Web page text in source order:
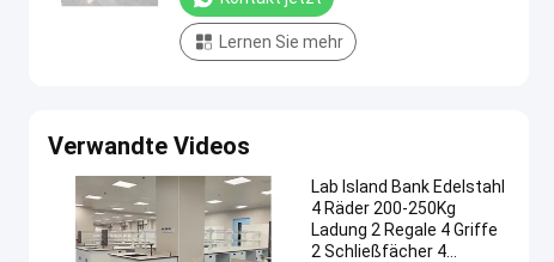
Lernen Sie mehr
Verwandte Videos
Lab Island Bank Edelstahl
4 Räder 200-250Kg
Ladung 2 Regale 4 Griffe
2 Schließfächer 4